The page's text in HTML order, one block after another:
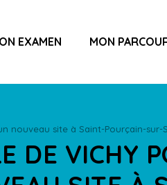
EXAMEN MON
nouveau site à Saint-Pourçain-sur-
DE VICHY